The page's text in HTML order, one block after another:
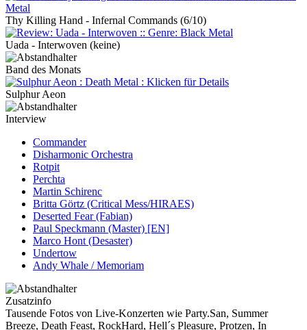
Thy Killing Hand - Infernal Commands (6/10)
Uada - Interwoven (keine)
Band des Monats
Sulphur Aeon
Interview
Commander
Disharmonic Orchestra
Rotpit
Perchta
Martin Schirenc
Britta Görtz (Critical Mess/HIRAES)
Deserted Fear (Fabian)
Paul Speckmann (Master) [EN]
Marco Hont (Desaster)
Undertow
Andy Whale / Memoriam
Zusatzinfo
Tausende Fotos von Live-Konzerten wie Party.San, Summer
Breeze, Death Feast, RockHard, Hell´s Pleasure, Protzen, In